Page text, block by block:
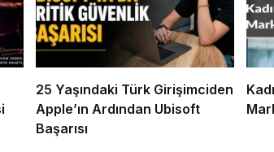
25 Yaşındaki Türk Girişimciden
Apple’ın Ardından Ubisoft
Başarısı